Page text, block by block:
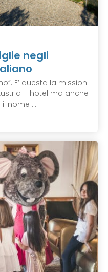
negli
E’ questa la mission
– hotel ma anche
nome ...